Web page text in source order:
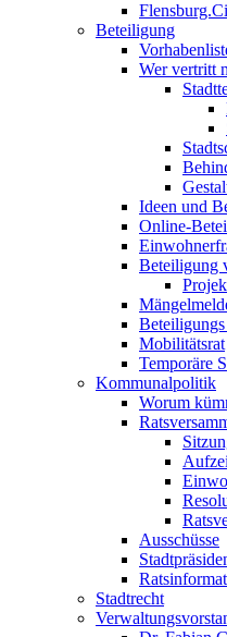
Beteiligung
Wer vertritt
Ideen und
Online-
Beteiligung
Mobilitätsrat
Temporäre
Kommunalpolitik
Worum
Ausschüsse
Stadtrecht